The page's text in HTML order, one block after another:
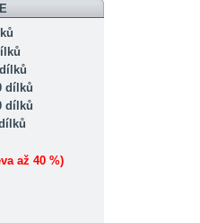
dílků
dílků
až 40 %)